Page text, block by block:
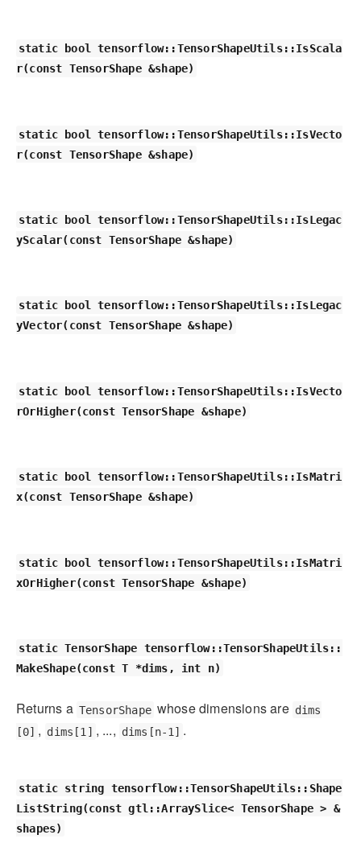
static bool tensorflow::TensorShapeUtils::IsScala
r(const TensorShape &shape)
static bool tensorflow::TensorShapeUtils::IsVecto
r(const TensorShape &shape)
static bool tensorflow::TensorShapeUtils::IsLegac
yScalar(const TensorShape &shape)
static bool tensorflow::TensorShapeUtils::IsLegac
yVector(const TensorShape &shape)
static bool tensorflow::TensorShapeUtils::IsVecto
rOrHigher(const TensorShape &shape)
static bool tensorflow::TensorShapeUtils::IsMatri
x(const TensorShape &shape)
static bool tensorflow::TensorShapeUtils::IsMatri
xOrHigher(const TensorShape &shape)
static TensorShape tensorflow::TensorShapeUtils::
MakeShape(const T *dims, int n)
Returns a TensorShape whose dimensions are dims
[0] , dims[1] , ..., dims[n-1] .
static string tensorflow::TensorShapeUtils::Shape
ListString(const gtl::ArraySlice< TensorShape > &
shapes)